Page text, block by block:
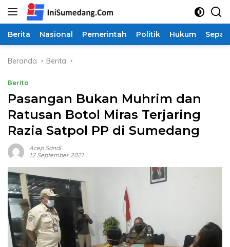
Langsung
Berita Nasional Pemerintah Politik Hukum
Beranda Berita
Berita
Pasangan Bukan Muhrim dan
Ratusan Botol Miras Terjaring
Razia Satpol PP di Sumedang
Acep Sandi
12 September 2021